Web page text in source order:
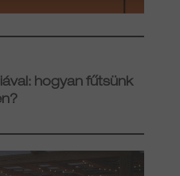
hogyan fűtsünk